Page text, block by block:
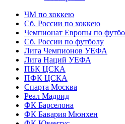
ЧМ по хоккею
Сб. России по хоккею
Чемпионат Европы по
Сб. России по футболу
Лига Чемпионов УЕФА
Лига Наций УЕФА
ПБК ЦСКА
ПФК ЦСКА
Спарта Москва
Реал Мадрид
ФК Барселона
ФК Бавария Мюнхен